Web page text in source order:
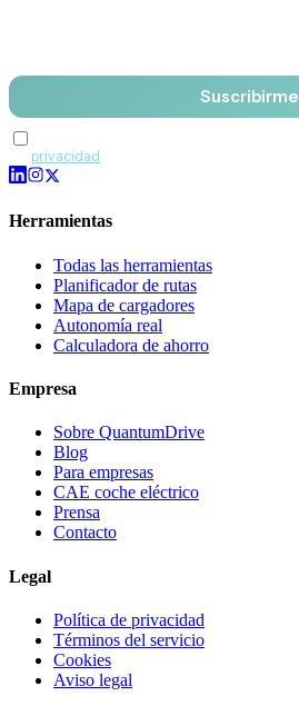
Suscribirme
privacidad
Herramientas
Todas las herramientas
Planificador de rutas
Mapa de cargadores
Autonomía real
Calculadora de ahorro
Empresa
Sobre QuantumDrive
Blog
Para empresas
CAE coche eléctrico
Prensa
Contacto
Legal
Política de privacidad
Términos del servicio
Cookies
Aviso legal